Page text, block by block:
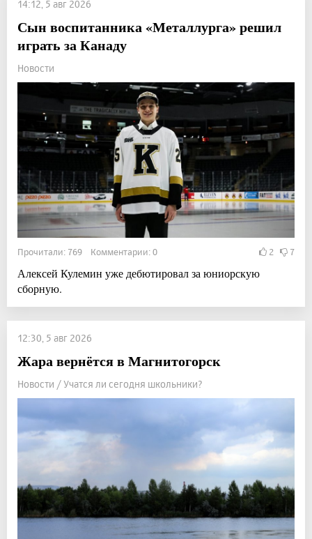
14:12, 5 авг 2026
Сын воспитанника «Металлурга» решил
играть за Канаду
Новости
Прочитали: 769 Комментарии: 0 2 7
Алексей Кулемин уже дебютировал за юниорскую
сборную.
12:30, 5 авг 2026
Жара вернётся в Магнитогорск
Новости / Учатся ли сегодня школьники?